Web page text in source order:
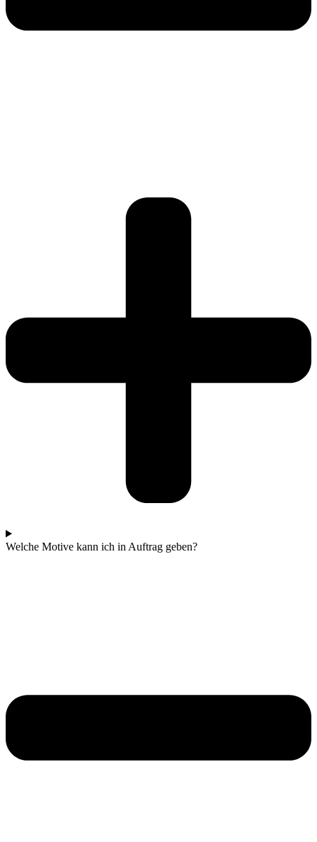
Welche Motive kann ich in Auftrag geben?